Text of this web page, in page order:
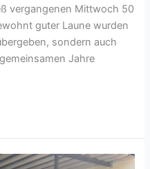
vergangenen Mittwoch 50
guter Laune wurden
sondern auch
Jahre